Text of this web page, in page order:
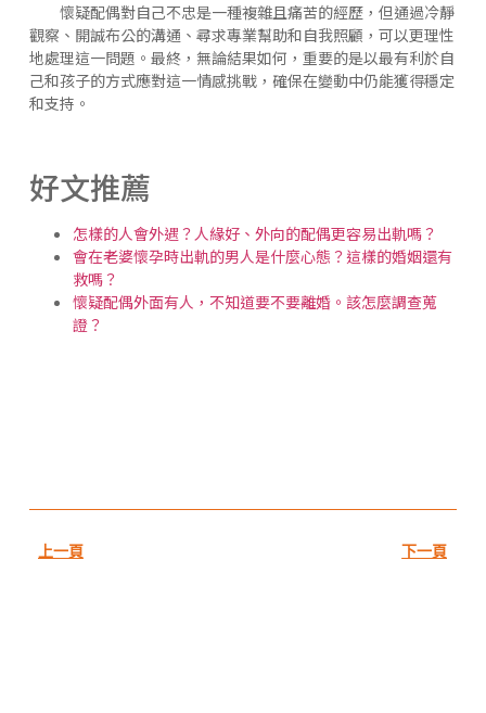
懷疑配偶對自己不忠是一種複雜且痛苦的經歷，但通過冷靜
觀察、開誠布公的溝通、尋求專業幫助和自我照顧，可以更理性
地處理這一問題。最終，無論結果如何，重要的是以最有利於自
己和孩子的方式應對這一情感挑戰，確保在變動中仍能獲得穩定
和支持。
好文推薦
怎樣的人會外遇？人緣好、外向的配偶更容易出軌嗎？
會在老婆懷孕時出軌的男人是什麼心態？這樣的婚姻還有
救嗎？
懷疑配偶外面有人，不知道要不要離婚。該怎麼調查蒐
證？
上一頁 下一頁